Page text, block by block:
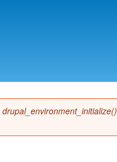
drupal_environment_initialize()